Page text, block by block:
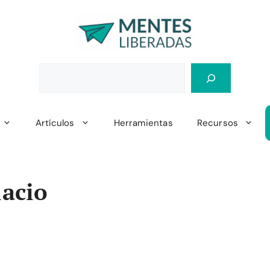
Artículos Herramientas Recursos